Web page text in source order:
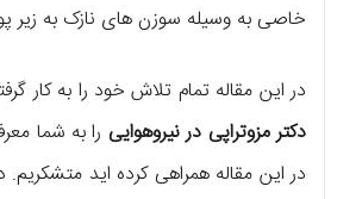
خاصی به وسیله سوزن های نازک به
در این مقاله تمام تلاش خود را به کار گرفته ایم
دکتر مزوتراپی در نیروهوایی را به شما
در این مقاله همراهی کرده اید